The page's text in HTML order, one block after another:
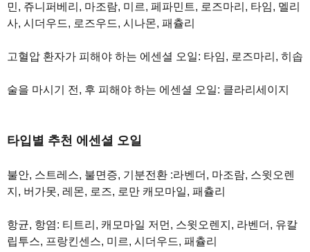
민, 쥬니퍼베리, 마조람, 미르, 페파민트, 로즈마리, 타임, 멜리
사, 시더우드, 로즈우드, 시나몬, 패츌리
고혈압 환자가 피해야 하는 에센셜 오일: 타임, 로즈마리, 히솝
술을 마시기 전, 후 피해야 하는 에센셜 오일: 클라리세이지
타입별 추천 에센셜 오일
불안, 스트레스, 불면증, 기분전환 :라벤더, 마조람, 스윗오렌
지, 버가못, 레몬, 로즈, 로만 캐모마일, 패츌리
항균, 항염: 티트리, 캐모마일 저먼, 스윗오렌지, 라벤더, 유칼
립투스, 프랑킨센스, 미르, 시더우드, 패츌리